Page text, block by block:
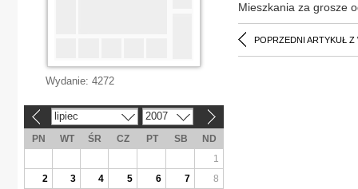
Mieszkania za grosze
POPRZEDNI ARTYKUŁ Z
Wydanie: 4272
lipiec 2007
PN WT ŚR CZ PT SB
ND
1
2
3 4 5 6 7
8